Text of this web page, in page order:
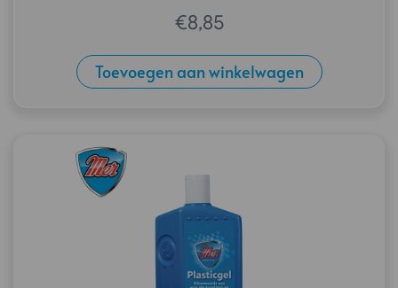
€8,85
Toevoegen aan winkelwagen